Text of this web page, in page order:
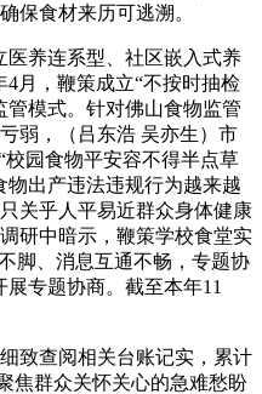
保食材来历可逃溯。
养连系型、社区嵌入式养
4月，鞭策成立“不按时抽检
管模式。针对佛山食物监管
弱，（吕东浩 吴亦生）市
校园食物平安容不得半点草
物出产违法违规行为越来越
关乎人平易近群众身体健康
研中暗示，鞭策学校食堂实
脚、消息互通不畅，专题协
专题协商。截至本年11
查阅相关台账记实，累计
焦群众关怀关心的急难愁盼